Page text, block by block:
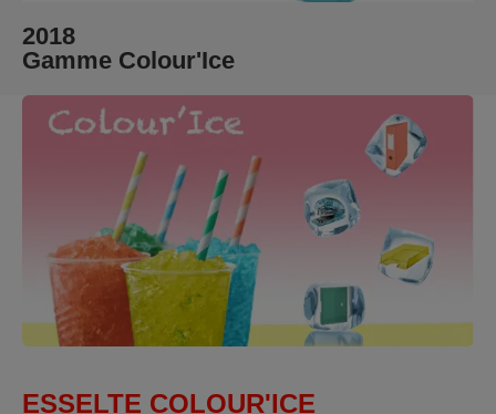
2018
Gamme Colour'Ice
ESSELTE VIVIDA